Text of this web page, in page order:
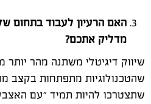
האם הרעיון לעבוד בתחום
מדליק אתכם?
שיווק דיגיטלי משתנה מהר יותר
שהטכנולוגיות מתפתחות בקצב
שתצטרכו להיות תמיד ״עם